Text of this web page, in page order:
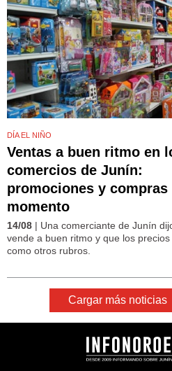
DÍA EL NIÑO
Ventas a buen ritmo en
comercios de Junín:
promociones y
momento
14/08 | Una comerciante de Junín
vende a buen ritmo y que los
como otros rubros.
Cargar más noticias